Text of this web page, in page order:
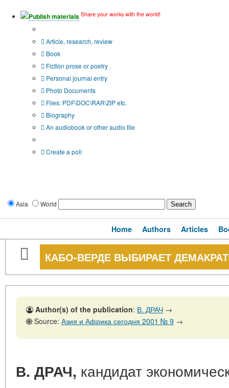
Publish materials Share your works with the world!
Article, research, review
Book
Fiction prose or poetry
Personal journal entry
Photo Documents
Files: PDF\DOC\RAR\ZIP etc.
Biography
An audiobook or other audio file
Create a poll
Asia World
Home Authors Articles
КАБО-ВЕРДЕ ВЫБИРАЕТ
Author(s) of the publication: В. ДРАЧ →
Source: Азия и Африка сегодня 2001 № 9 →
В. ДРАЧ, кандидат